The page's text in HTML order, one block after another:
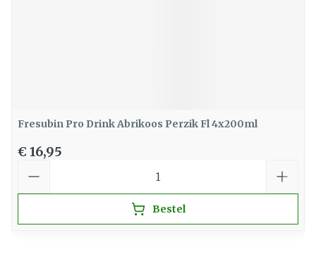
Fresubin Pro Drink Abrikoos Perzik Fl 4x200ml
€ 16,95
Bestel